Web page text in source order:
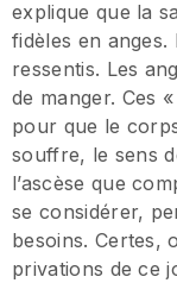
explique que la
fidèles en
ressentis. Les
de manger. Ces
pour que le
souffre, le sens
l’ascèse que
se considérer,
besoins. Certes,
privations de ce